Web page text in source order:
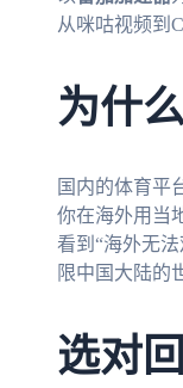
从咪咕视频到
为什
国内的体育平
你在海外用当
看到“海外无
限中国大陆的
选对